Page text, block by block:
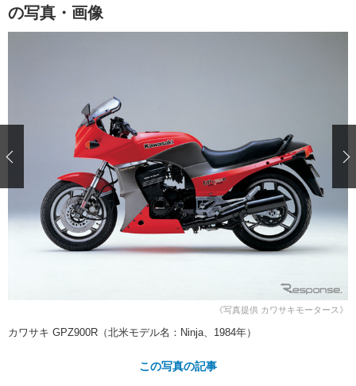
中国
ショップレポート
自動車豆知識 ストップ！不具合修理＆粗悪修理
鈑金・塗装
ディテイリング
ディテイリング 洗車
ヘッドライト磨き コーティング
フィルム・ラッピング
鈑金・塗装
小キズ直し 防錆
特集記事
ストップ 不具合修理＆粗悪修理
カーメーカー「旧車」関連プロジェ
クト
ショップ紹介
ショップレポート プロショップ検索
コラム
の写真・画像
《写真提供 カワサキモータース》
カワサキ GPZ900R（北米モデル名：Ninja、1984年）
この写真の記事